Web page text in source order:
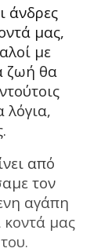
άνδρες
μας,
με
ζωή θα
λόγια,
από
τον
αγάπη
κοντά μας